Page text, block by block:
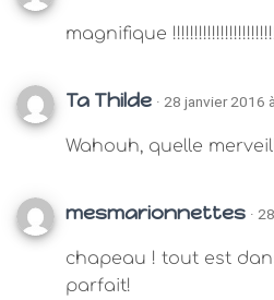
magnifique
Ta Thilde · 28 janvier 2016
Wahouh, quelle
mesmarionnettes ·
chapeau ! tout est
parfait!